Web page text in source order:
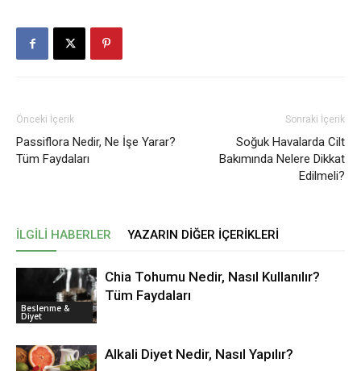
Önceki İçerik
Passiflora Nedir, Ne İşe Yarar?
Tüm Faydaları
Sonraki İçerik
Soğuk Havalarda Cilt
Bakımında Nelere Dikkat
Edilmeli?
İLGILI HABERLER YAZARIN DIĞER İÇERIKLERI
Beslenme &
Diyet
Chia Tohumu Nedir, Nasıl Kullanılır?
Tüm Faydaları
Alkali Diyet Nedir, Nasıl Yapılır?